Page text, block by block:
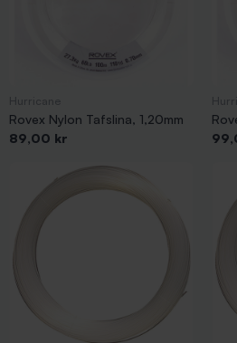
Rovex Nylon Tafslina, 1,20mm
Pris
89,00 kr
Pris